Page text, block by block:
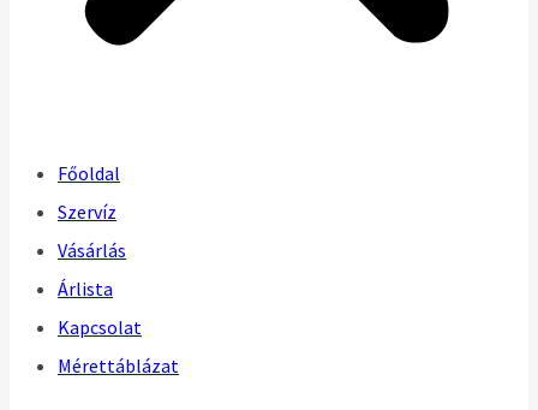
Főoldal
Szervíz
Vásárlás
Árlista
Kapcsolat
Mérettáblázat